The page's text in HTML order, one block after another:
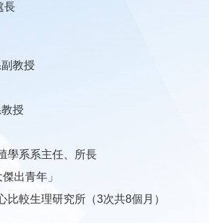
長
教授
授
學系系主任、所長
出青年」
較生理研究所（3次共8個月）